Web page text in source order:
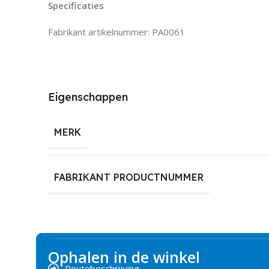
Specificaties
Fabrikant artikelnummer: PA0061
Eigenschappen
MERK
FABRIKANT PRODUCTNUMMER
Ophalen in de winkel